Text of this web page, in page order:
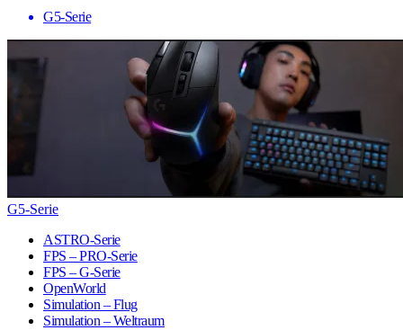
G5-Serie
G5-Serie
ASTRO-Serie
FPS – PRO-Serie
FPS – G-Serie
OpenWorld
Simulation – Flug
Simulation – Weltraum